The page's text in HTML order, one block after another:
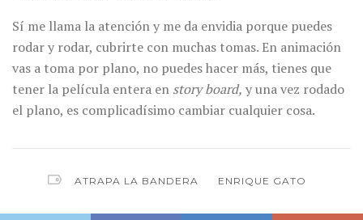
Sí me llama la atención y me da envidia porque puedes
rodar y rodar, cubrirte con muchas tomas. En animación
vas a toma por plano, no puedes hacer más, tienes que
tener la película entera en story board, y una vez rodado
el plano, es complicadísimo cambiar cualquier cosa.
ATRAPA LA BANDERA ENRIQUE GATO